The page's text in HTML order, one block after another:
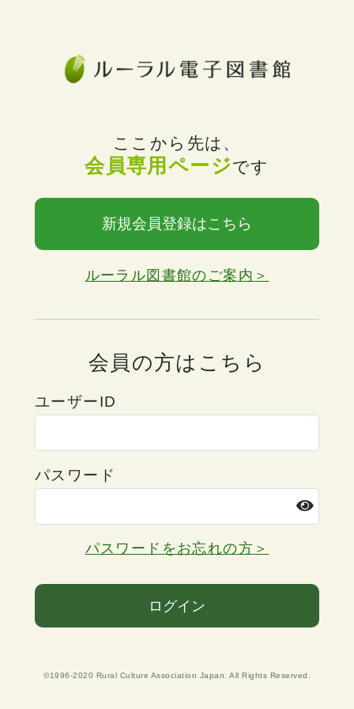
ここから先は、
会員専用ページです
新規会員登録はこちら
ルーラル図書館のご案内＞
会員の方はこちら
ユーザーID
パスワード
パスワードをお忘れの方＞
ログイン
©1996-2020 Rural Culture Association Japan. All Rights Reserved.